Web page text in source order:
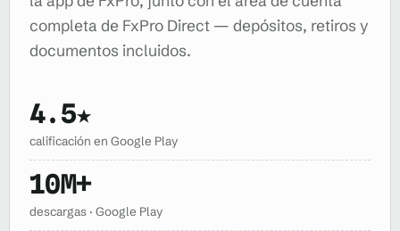
completa de FxPro Direct — depósitos, retiros y
documentos incluidos.
4.5★
calificación en Google Play
10M+
descargas · Google Play